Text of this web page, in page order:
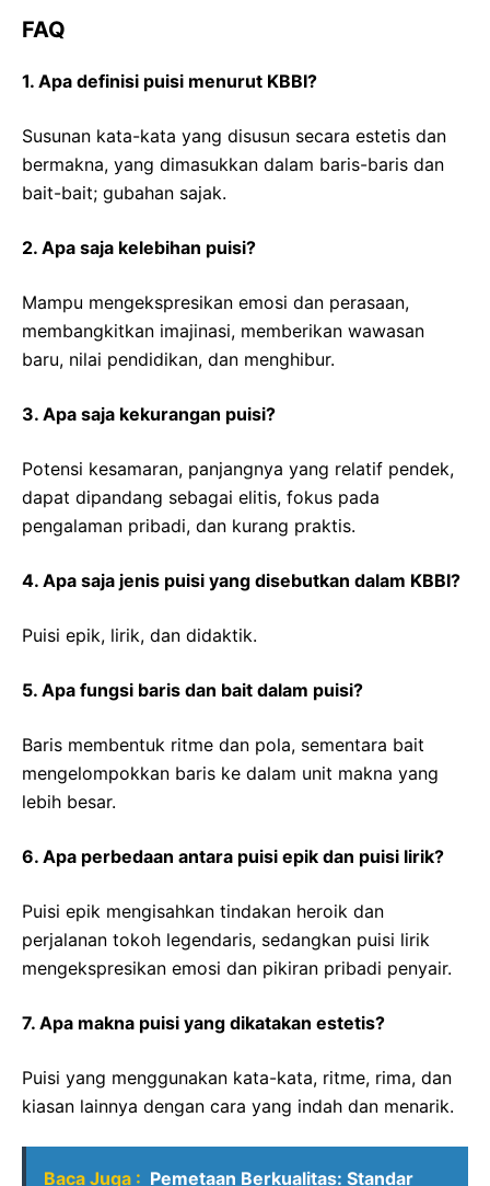
FAQ
1. Apa definisi puisi menurut KBBI?
Susunan kata-kata yang disusun secara estetis dan
bermakna, yang dimasukkan dalam baris-baris dan
bait-bait; gubahan sajak.
2. Apa saja kelebihan puisi?
Mampu mengekspresikan emosi dan perasaan,
membangkitkan imajinasi, memberikan wawasan
baru, nilai pendidikan, dan menghibur.
3. Apa saja kekurangan puisi?
Potensi kesamaran, panjangnya yang relatif pendek,
dapat dipandang sebagai elitis, fokus pada
pengalaman pribadi, dan kurang praktis.
4. Apa saja jenis puisi yang disebutkan dalam KBBI?
Puisi epik, lirik, dan didaktik.
5. Apa fungsi baris dan bait dalam puisi?
Baris membentuk ritme dan pola, sementara bait
mengelompokkan baris ke dalam unit makna yang
lebih besar.
6. Apa perbedaan antara puisi epik dan puisi lirik?
Puisi epik mengisahkan tindakan heroik dan
perjalanan tokoh legendaris, sedangkan puisi lirik
mengekspresikan emosi dan pikiran pribadi penyair.
7. Apa makna puisi yang dikatakan estetis?
Puisi yang menggunakan kata-kata, ritme, rima, dan
kiasan lainnya dengan cara yang indah dan menarik.
Baca Juga : Pemetaan Berkualitas: Standar